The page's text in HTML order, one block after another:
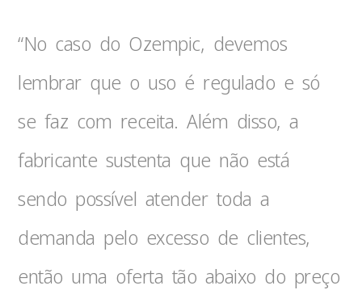
“No caso do Ozempic, devemos
lembrar que o uso é regulado e só
se faz com receita. Além disso, a
fabricante sustenta que não está
sendo possível atender toda a
demanda pelo excesso de clientes,
então uma oferta tão abaixo do preço